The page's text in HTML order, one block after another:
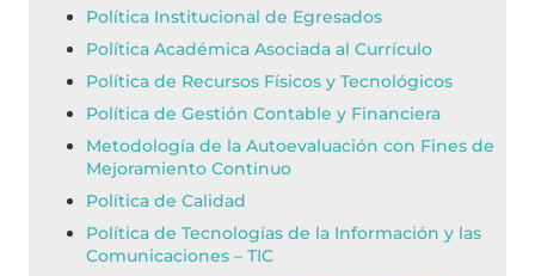
Política Institucional de Egresados
Política Académica Asociada al Currículo
Política de Recursos Físicos y Tecnológicos
Política de Gestión Contable y Financiera
Metodología de la Autoevaluación con Fines de
Mejoramiento Continuo
Política de Calidad
Política de Tecnologías de la Información y las
Comunicaciones – TIC